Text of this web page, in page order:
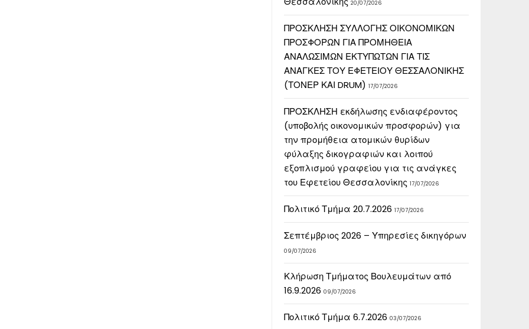
20/07/2026
ΠΡΟΣΚΛΗΣΗ ΣΥΛΛΟΓΗΣ ΟΙΚΟΝΟΜΙΚΩΝ
ΠΡΟΣΦΟΡΩΝ ΓΙΑ ΠΡΟΜΗΘΕΙΑ
ΑΝΑΛΩΣΙΜΩΝ ΕΚΤΥΠΩΤΩΝ ΓΙΑ ΤΙΣ
ΑΝΑΓΚΕΣ ΤΟΥ ΕΦΕΤΕΙΟΥ ΘΕΣΣΑΛΟΝΙΚΗΣ
(ΤΟΝΕΡ ΚΑΙ DRUM) 17/07/2026
ΠΡΟΣΚΛΗΣΗ εκδήλωσης ενδιαφέροντος
(υποβολής οικονομικών προσφορών) για
την προμήθεια ατομικών θυρίδων
φύλαξης δικογραφιών και λοιπού
εξοπλισμού γραφείου για τις ανάγκες
του Εφετείου Θεσσαλονίκης 17/07/2026
Πολιτικό Τμήμα 20.7.2026 17/07/2026
Σεπτέμβριος 2026 – Υπηρεσίες δικηγόρων
09/07/2026
Κλήρωση Τμήματος Βουλευμάτων από
16.9.2026 09/07/2026
Πολιτικό Τμήμα 6.7.2026 03/07/2026